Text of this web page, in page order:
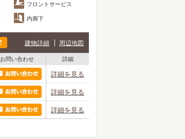
フロントサービス
内廊下
建物詳細 周辺地図
お問い合わせ 詳細
詳細を見る
詳細を見る
詳細を見る